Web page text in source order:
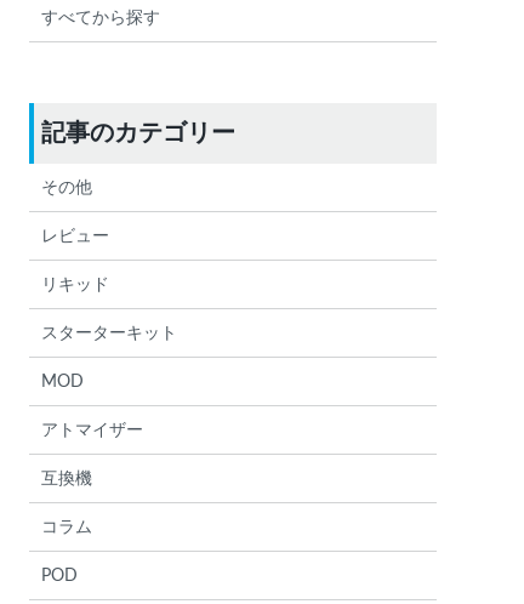
すべてから探す
記事のカテゴリー
その他
レビュー
リキッド
スターターキット
MOD
アトマイザー
互換機
コラム
POD
検索する